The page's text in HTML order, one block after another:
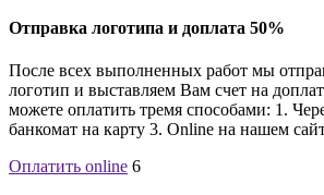
Отправка логотипа и доплата 50%
После всех выполненных работ мы
логотип и выставляем Вам счет на
можете оплатить тремя способами: 1.
банкомат на карту 3. Online на нашем
Оплатить online 6